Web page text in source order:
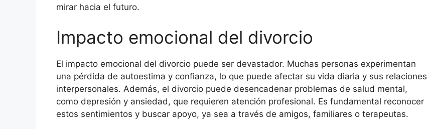
mirar hacia el futuro.
Impacto emocional del divorcio
El impacto emocional del divorcio puede ser devastador. Muchas personas experimentan
una pérdida de autoestima y confianza, lo que puede afectar su vida diaria y sus relaciones
interpersonales. Además, el divorcio puede desencadenar problemas de salud mental,
como depresión y ansiedad, que requieren atención profesional. Es fundamental reconocer
estos sentimientos y buscar apoyo, ya sea a través de amigos, familiares o terapeutas.